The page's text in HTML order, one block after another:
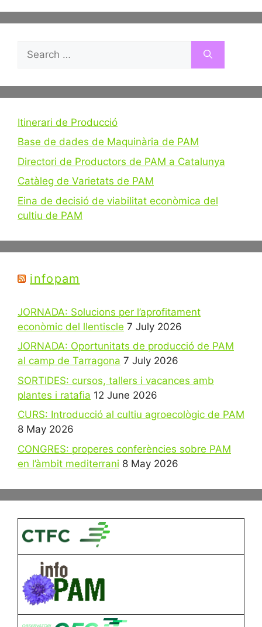
for:
Itinerari de Producció
Base de dades de Maquinària de PAM
Directori de Productors de PAM a Catalunya
Catàleg de Varietats de PAM
Eina de decisió de viabilitat econòmica del
cultiu de PAM
infopam
JORNADA: Solucions per l’aprofitament
econòmic del llentiscle 7 July 2026
JORNADA: Oportunitats de producció de PAM
al camp de Tarragona 7 July 2026
SORTIDES: cursos, tallers i vacances amb
plantes i ratafia 12 June 2026
CURS: Introducció al cultiu agroecològic de PAM
8 May 2026
CONGRES: properes conferències sobre PAM
en l’àmbit mediterrani 8 May 2026